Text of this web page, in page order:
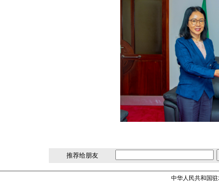
推荐给朋友
中华人民共和国